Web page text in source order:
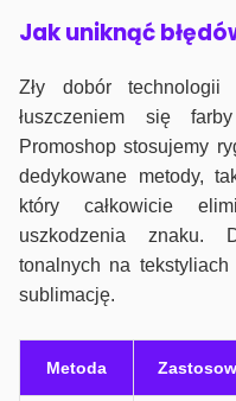
Jak uniknąć
Zły dobór
łuszczeniem się
Promoshop stosujemy
dedykowane metody,
który całkowicie
uszkodzenia znaku.
tonalnych na
sublimację.
Metoda